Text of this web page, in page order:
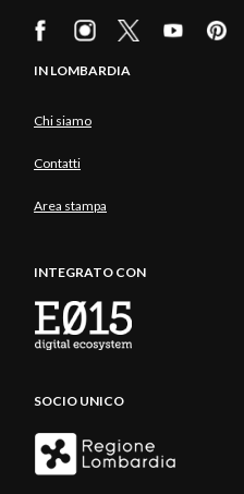
IN LOMBARDIA
Chi siamo
Contatti
Area stampa
INTEGRATO CON
SOCIO UNICO